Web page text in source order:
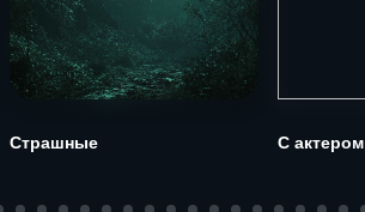
Страшные С актером